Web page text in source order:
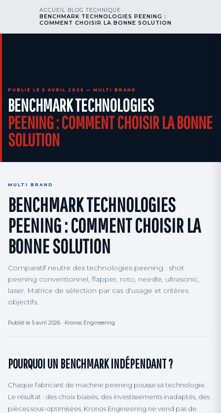
nos
engineering
NOUS APPELER AOG 24/7
PUBLIÉ LE 5 AVRIL 2026 — MULTI BRAND
BENCHMARK TECHNOLOGIES
PEENING : COMMENT CHOISIR LA BONNE
SOLUTION
ACCUEIL BLOG TECHNIQUE
BENCHMARK TECHNOLOGIES PEENING :
COMMENT CHOISIR LA BONNE SOLUTION
MULTI BRAND
BENCHMARK TECHNOLOGIES
PEENING : COMMENT CHOISIR LA
BONNE SOLUTION
Comparatif neutre des technologies peening : shot
peening conventionnel, flapper, roto, needle, ultrasonic,
laser. Matrice de sélection par cas d'usage et critères
objectifs.
Publié le 5 avril 2026 · Kronos Engineering
POURQUOI UN BENCHMARK INDÉPENDANT ?
Chaque fabricant de machine peening pousse sa technologie.
Le résultat : des choix biaisés, des investissements inadaptés, des
pièces sous-optimisées. Kronos Engineering ne vend pas de